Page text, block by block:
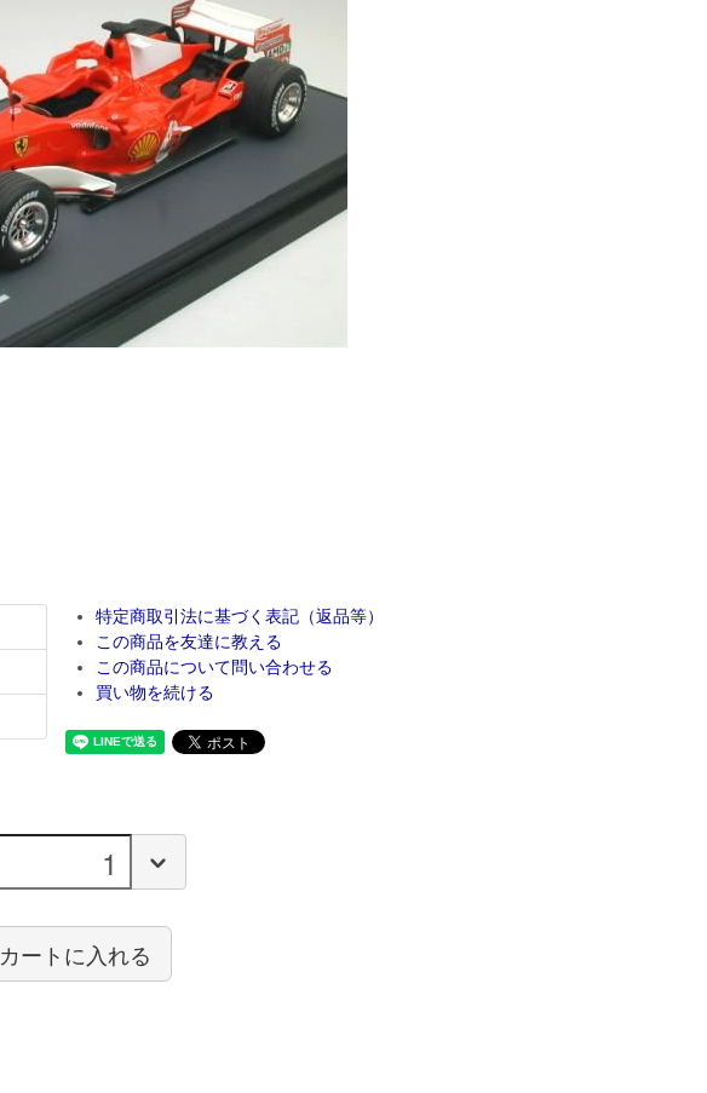
特定商取引法に基づく表記（返品等）
この商品を友達に教える
この商品について問い合わせる
買い物を続ける
カートに入れる